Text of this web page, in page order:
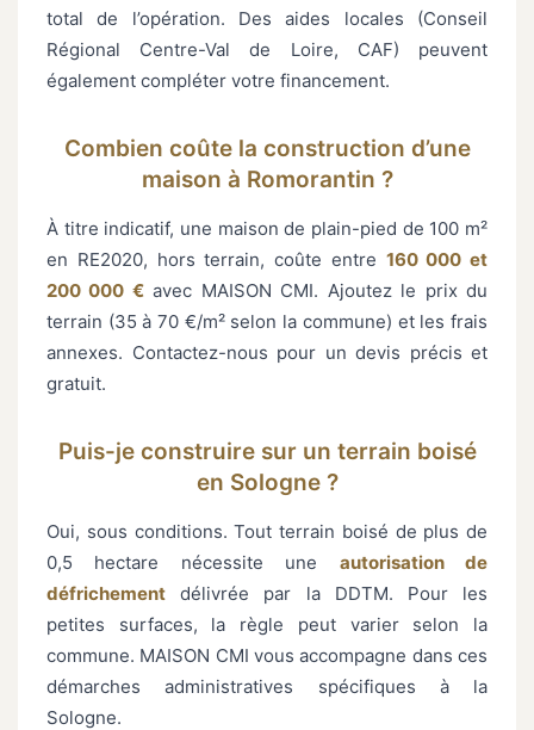
total de l’opération. Des aides locales (Conseil
Régional Centre-Val de Loire, CAF) peuvent
également compléter votre financement.
Combien coûte la construction d’une
maison à Romorantin ?
À titre indicatif, une maison de plain-pied de 100 m²
en RE2020, hors terrain, coûte entre 160 000 et
200 000 €avec MAISON CMI. Ajoutez le prix du
terrain (35 à 70 €/m² selon la commune) et les frais
annexes. Contactez-nous pour un devis précis et
gratuit.
Puis-je construire sur un terrain boisé
en Sologne ?
Oui, sous conditions. Tout terrain boisé de plus de
0,5 hectare nécessite une autorisation de
défrichement délivrée par la DDTM. Pour les
petites surfaces, la règle peut varier selon la
commune. MAISON CMI vous accompagne dans ces
démarches administratives spécifiques à la
Sologne.